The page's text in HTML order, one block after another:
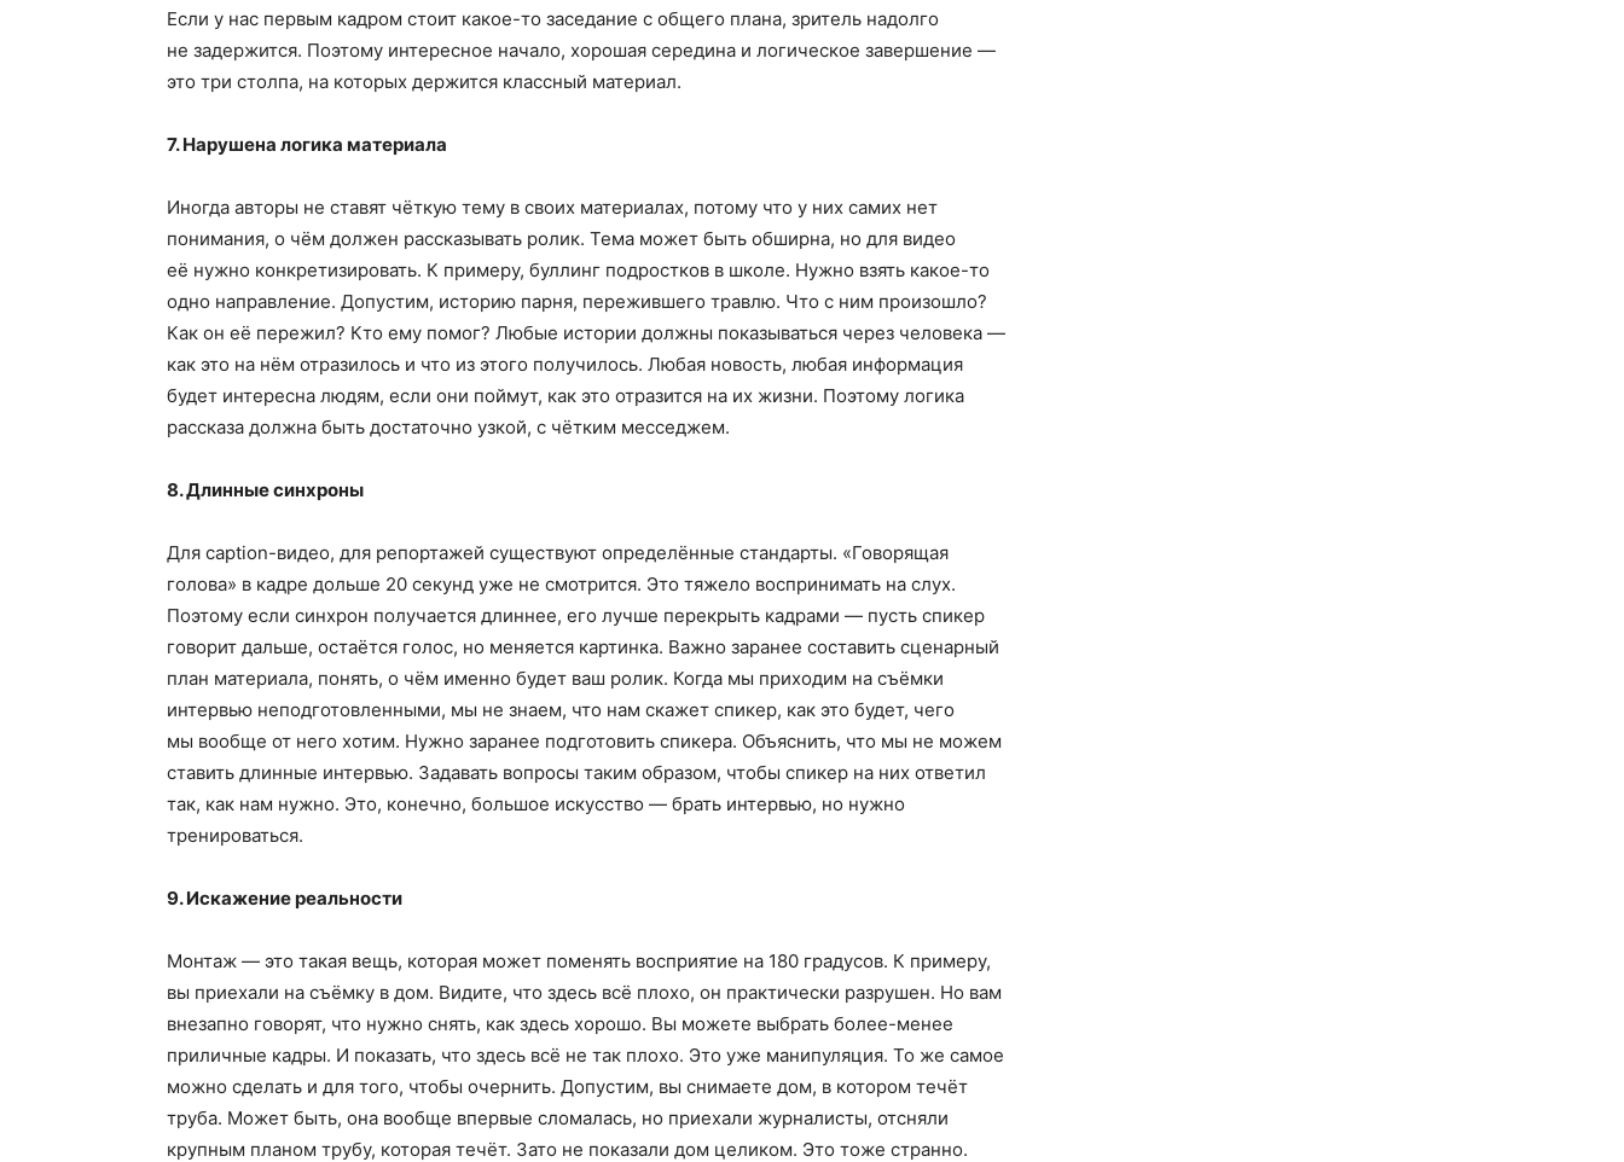
Если у нас первым кадром стоит какое-то заседание с общего плана, зритель надолго
не задержится. Поэтому интересное начало, хорошая середина и логическое завершение —
это три столпа, на которых держится классный материал.
7. Нарушена логика материала
Иногда авторы не ставят чёткую тему в своих материалах, потому что у них самих нет
понимания, о чём должен рассказывать ролик. Тема может быть обширна, но для видео
её нужно конкретизировать. К примеру, буллинг подростков в школе. Нужно взять какое-то
одно направление. Допустим, историю парня, пережившего травлю. Что с ним произошло?
Как он её пережил? Кто ему помог? Любые истории должны показываться через человека —
как это на нём отразилось и что из этого получилось. Любая новость, любая информация
будет интересна людям, если они поймут, как это отразится на их жизни. Поэтому логика
рассказа должна быть достаточно узкой, с чётким месседжем.
8. Длинные синхроны
Для caption-видео, для репортажей существуют определённые стандарты. «Говорящая
голова» в кадре дольше 20 секунд уже не смотрится. Это тяжело воспринимать на слух.
Поэтому если синхрон получается длиннее, его лучше перекрыть кадрами — пусть спикер
говорит дальше, остаётся голос, но меняется картинка. Важно заранее составить сценарный
план материала, понять, о чём именно будет ваш ролик. Когда мы приходим на съёмки
интервью неподготовленными, мы не знаем, что нам скажет спикер, как это будет, чего
мы вообще от него хотим. Нужно заранее подготовить спикера. Объяснить, что мы не можем
ставить длинные интервью. Задавать вопросы таким образом, чтобы спикер на них ответил
так, как нам нужно. Это, конечно, большое искусство — брать интервью, но нужно
тренироваться.
9. Искажение реальности
Монтаж — это такая вещь, которая может поменять восприятие на 180 градусов. К примеру,
вы приехали на съёмку в дом. Видите, что здесь всё плохо, он практически разрушен. Но вам
внезапно говорят, что нужно снять, как здесь хорошо. Вы можете выбрать более-менее
приличные кадры. И показать, что здесь всё не так плохо. Это уже манипуляция. То же самое
можно сделать и для того, чтобы очернить. Допустим, вы снимаете дом, в котором течёт
труба. Может быть, она вообще впервые сломалась, но приехали журналисты, отсняли
крупным планом трубу, которая течёт. Зато не показали дом целиком. Это тоже странно.